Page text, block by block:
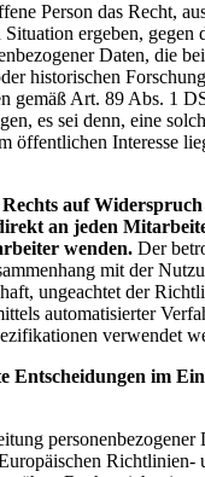
Person das Recht,
Situation ergeben, gegen
Daten, die
historischen
gemäß Art. 89 Abs. 1
es sei denn, eine
öffentlichen Interesse
auf
an jeden
wenden. Der
mit der
ungeachtet der
automatisierter
verwendet
Entscheidungen im
personenbezogener
Richtlinien-